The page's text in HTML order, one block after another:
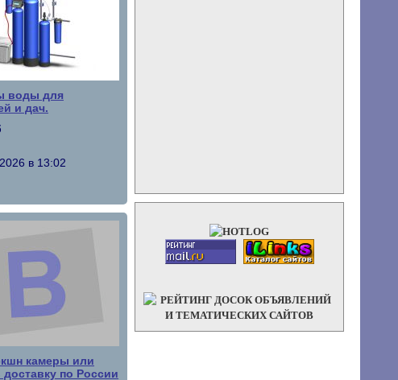
воды для
и дач.
в 13:02
камеры или
доставку по Росcии